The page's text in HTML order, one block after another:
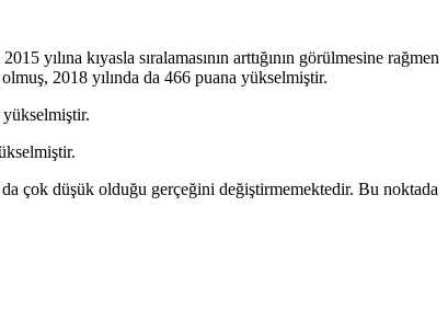
yılına kıyasla sıralamasının arttığının görülmesine rağmen
2018 yılında da 466 puana yükselmiştir.
yükselmiştir.
da çok düşük olduğu gerçeğini değiştirmemektedir. Bu noktada